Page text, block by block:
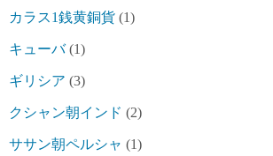
カラス1銭黄銅貨 (1)
キューバ(1)
ギリシア (3)
クシャン朝インド (2)
ササン朝ペルシャ (1)